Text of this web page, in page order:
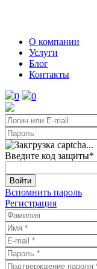
О компании
Услуги
Блог
Контакты
0 0
Введите код защиты*
Войти
Вспомнить пароль
Регистрация